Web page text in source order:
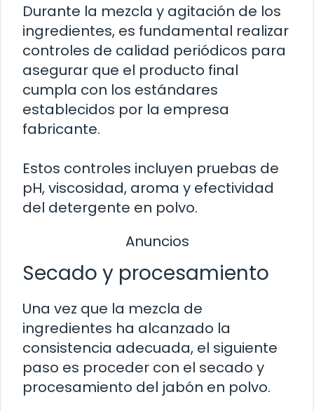
Durante la mezcla y agitación de los
ingredientes, es fundamental realizar
controles de calidad periódicos para
asegurar que el producto final
cumpla con los estándares
establecidos por la empresa
fabricante.
Estos controles incluyen pruebas de
pH, viscosidad, aroma y efectividad
del detergente en polvo.
Anuncios
Secado y procesamiento
Una vez que la mezcla de
ingredientes ha alcanzado la
consistencia adecuada, el siguiente
paso es proceder con el secado y
procesamiento del jabón en polvo.